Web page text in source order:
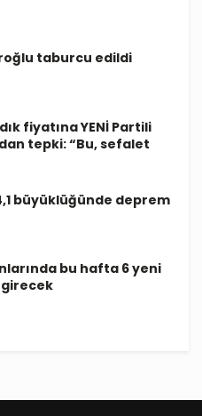
taburcu edildi
fiyatına YENİ Partili
tepki: “Bu, sefalet
büyüklüğünde deprem
bu hafta 6 yeni